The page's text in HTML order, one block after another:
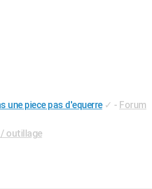
piece pas d'equerre ✓ - Forum
outillage